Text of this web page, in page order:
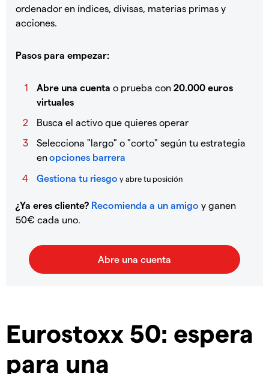
ordenador en índices, divisas, materias primas y
acciones.
Pasos para empezar:
Abre una cuenta o prueba con 20.000 euros
virtuales
Busca el activo que quieres operar
Selecciona "largo" o "corto" según tu estrategia
enopciones barrera
Gestiona tu riesgo y abre tu posición
¿Ya eres cliente? Recomienda a un amigo y ganen
50€ cada uno.
Eurostoxx 50: espera
para una